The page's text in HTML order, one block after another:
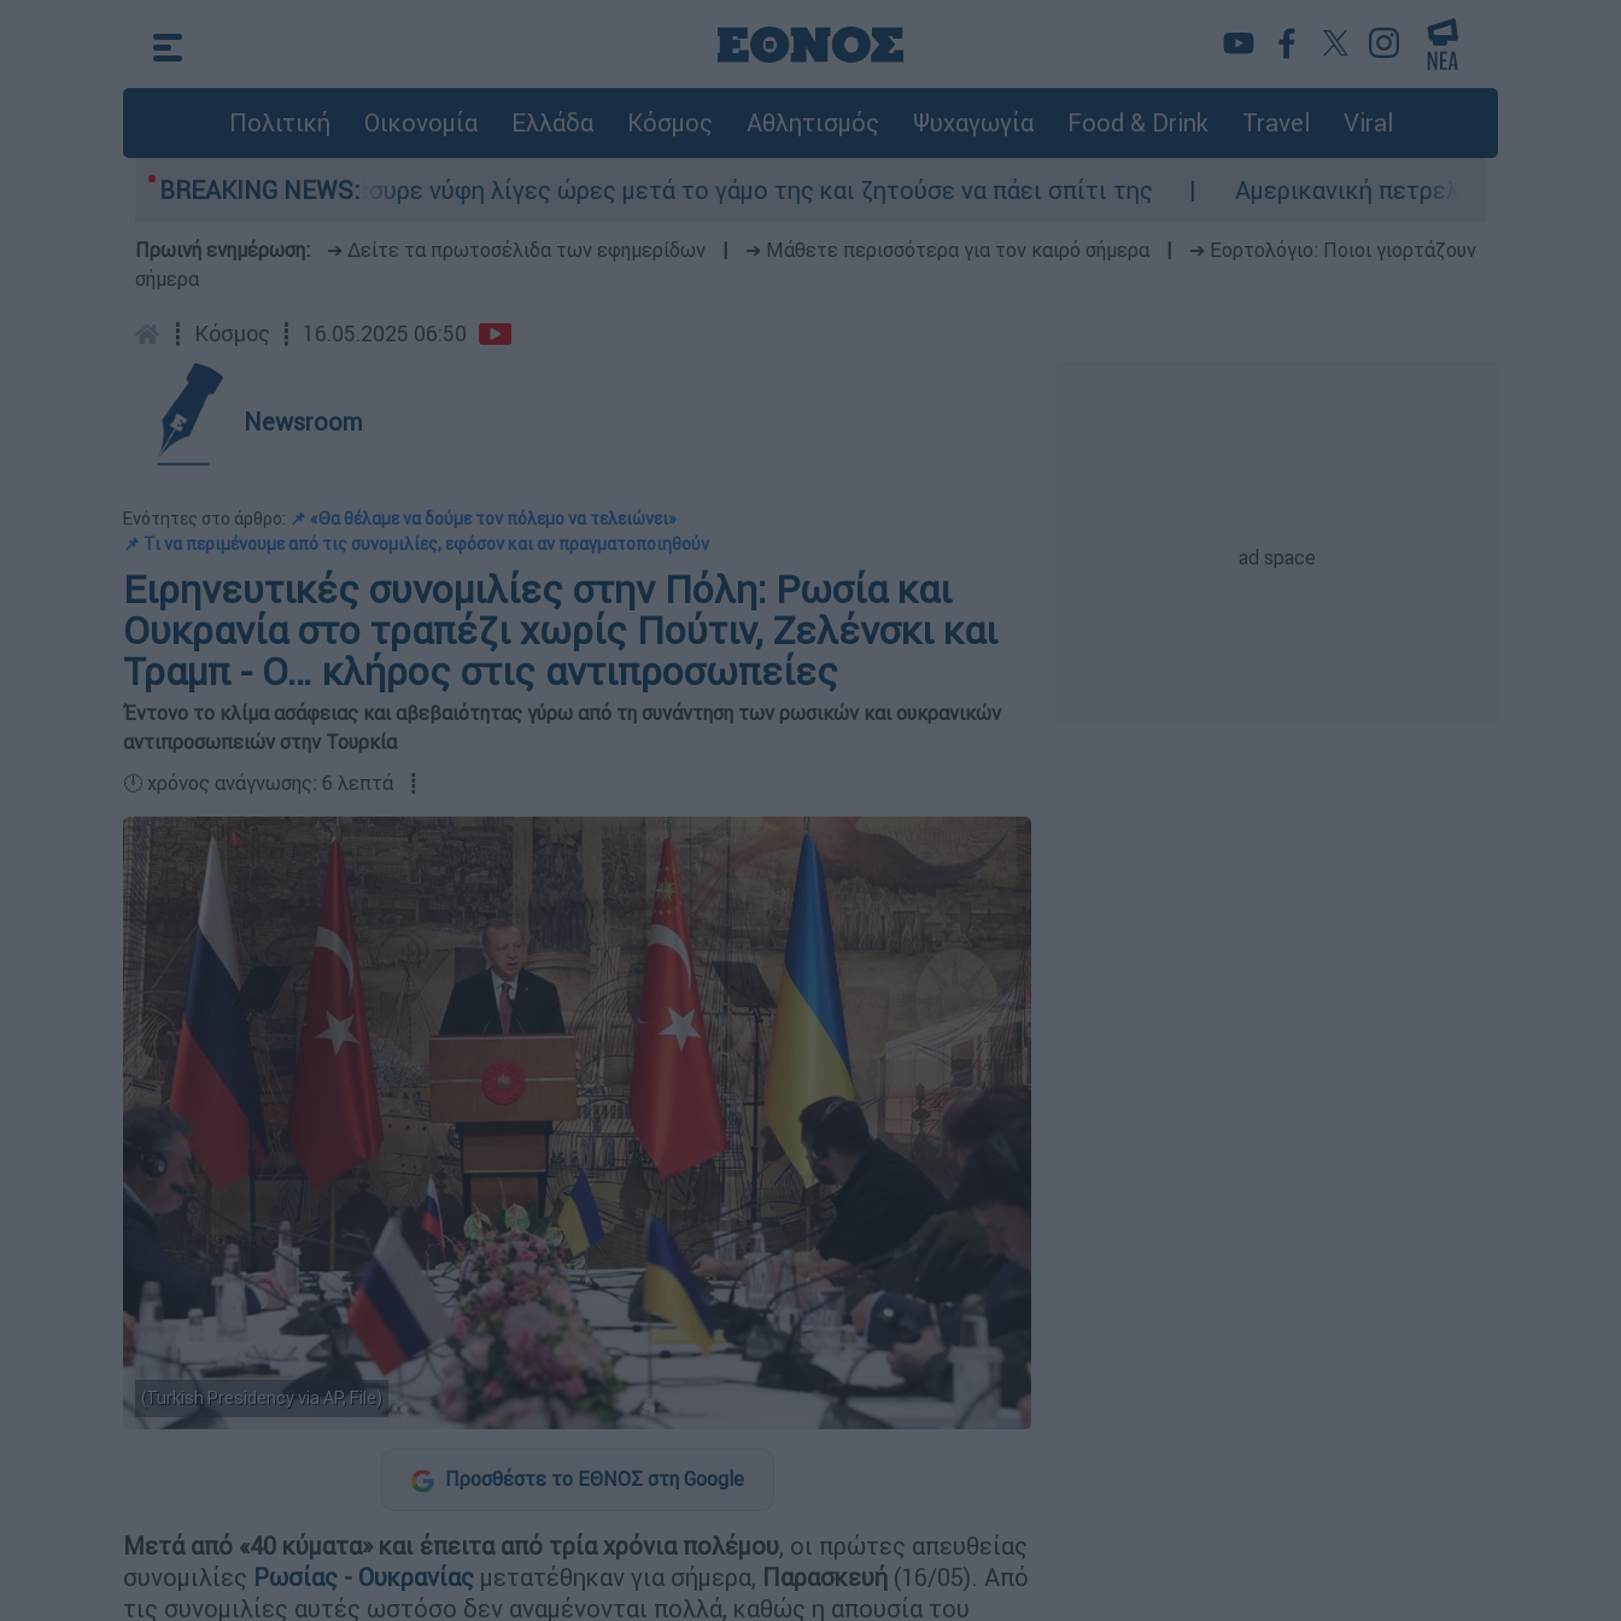
Πολιτική Οικονομία Ελλάδα Κόσμος Αθλητισμός Ψυχαγωγία Food & Drink Travel Viral
BREAKING NEWS:
27χρονη παρέσυρε νύφη λίγες ώρες μετά το γάμο της και ζητούσε να πάει σπίτι της Αμερικανική πετρελαϊκή που συνδέεται με τον
Πρωινή ενημέρωση: ➔ Δείτε τα πρωτοσέλιδα των εφημερίδων ➔ Μάθετε περισσότερα για τον καιρό σήμερα
➔ Εορτολόγιο: Ποιοι γιορτάζουν
σήμερα
┋ Κόσμος ┋ 16.05.2025 06:50
Newsroom
Ενότητες στο άρθρο: 📌 «Θα θέλαμε να δούμε τον πόλεμο να τελειώνει»
📌 Τι να περιμένουμε από τις συνομιλίες, εφόσον και αν πραγματοποιηθούν
Ειρηνευτικές συνομιλίες στην Πόλη: Ρωσία και
Ουκρανία στο τραπέζι χωρίς Πούτιν, Ζελένσκι και
Τραμπ - Ο… κλήρος στις αντιπροσωπείες
Έντονο το κλίμα ασάφειας και αβεβαιότητας γύρω από τη συνάντηση των ρωσικών και ουκρανικών
αντιπροσωπειών στην Τουρκία
🕛 χρόνος ανάγνωσης: 6 λεπτά ┋
(Turkish Presidency via AP, File)
Προσθέστε το ΕΘΝΟΣ στη Google
Μετά από «40 κύματα» και έπειτα από τρία χρόνια πολέμου, οι πρώτες απευθείας
συνομιλίες Ρωσίας - Ουκρανίας μετατέθηκαν για σήμερα, Παρασκευή (16/05). Από
τις συνομιλίες αυτές ωστόσο δεν αναμένονται πολλά, καθώς η απουσία του